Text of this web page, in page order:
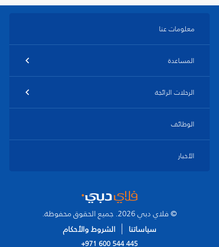
معلومات عنا
المساعدة
الرحلات الرائجة
الوظائف
الأخبار
© فلاي دبي 2026. جميع الحقوق محفوظة.
سياساتنا
الشروط والأحكام
+971 600 544 445